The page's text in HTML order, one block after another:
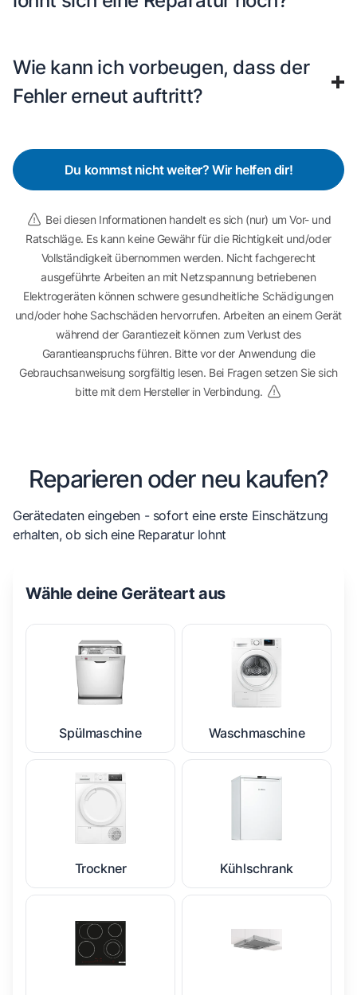
Wie kann ich vorbeugen, dass der
Fehler erneut auftritt?
Du kommst nicht weiter? Wir helfen dir!
Bei diesen Informationen handelt es sich (nur) um Vor- und
Ratschläge. Es kann keine Gewähr für die Richtigkeit und/oder
Vollständigkeit übernommen werden. Nicht fachgerecht
ausgeführte Arbeiten an mit Netzspannung betriebenen
Elektrogeräten können schwere gesundheitliche Schädigungen
und/oder hohe Sachschäden hervorrufen. Arbeiten an einem Gerät
während der Garantiezeit können zum Verlust des
Garantieanspruchs führen. Bitte vor der Anwendung die
Gebrauchsanweisung sorgfältig lesen. Bei Fragen setzen Sie sich
bitte mit dem Hersteller in Verbindung.
Reparieren oder neu kaufen?
Gerätedaten eingeben - sofort eine erste Einschätzung
erhalten, ob sich eine Reparatur lohnt
Wähle deine Geräteart aus
Spülmaschine Waschmaschine
Trockner Kühlschrank